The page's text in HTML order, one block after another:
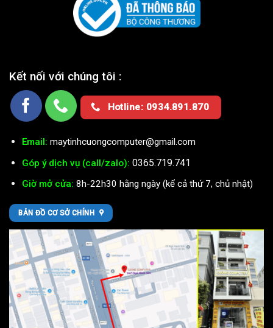
Kết nối với chúng tôi :
Hotline: 0934.891.870
Email: maytinhcuongcomputer@gmail.com
Góp ý dịch vụ (call/zalo): 0365.719.741
Giờ mở cửa: 8h-22h30 hằng ngày (kể cả thứ 7, chủ nhật)
BẢN ĐỒ CƠ SỞ CHÍNH